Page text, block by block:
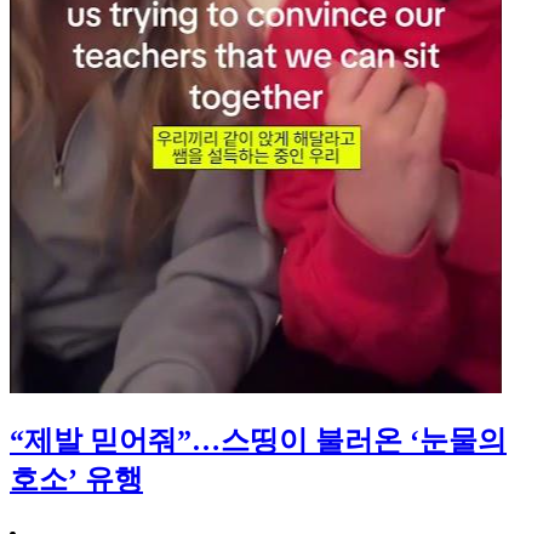
“제발 믿어줘”…스띵이 불러온 ‘눈물의
호소’ 유행